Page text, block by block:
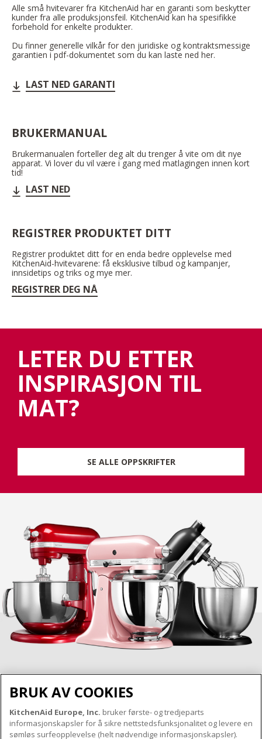
Alle små hvitevarer fra KitchenAid har en garanti som beskytter
kunder fra alle produksjonsfeil. KitchenAid kan ha spesifikke
forbehold for enkelte produkter.
Du finner generelle vilkår for den juridiske og kontraktsmessige
garantien i pdf-dokumentet som du kan laste ned her.
LAST NED GARANTI
BRUKERMANUAL
Brukermanualen forteller deg alt du trenger å vite om dit nye
apparat. Vi lover du vil være i gang med matlagingen innen kort
tid!
LAST NED
REGISTRER PRODUKTET DITT
Registrer produktet ditt for en enda bedre opplevelse med
KitchenAid-hvitevarene: få eksklusive tilbud og kampanjer,
innsidetips og triks og mye mer.
REGISTRER DEG NÅ
LETER DU ETTER
INSPIRASJON TIL
MAT?
SE ALLE OPPSKRIFTER
OM KITCHENAID
Merkets kjerne
BRUK AV COOKIES
KitchenAid Europe, Inc. bruker første- og tredjeparts
informasjonskapsler for å sikre nettstedsfunksjonalitet og levere en
sømløs surfeopplevelse (helt nødvendige informasjonskapsler).